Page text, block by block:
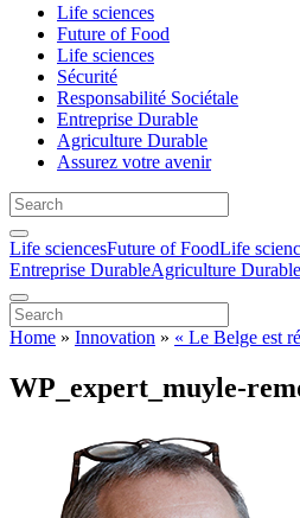
Life sciences
Future of Food
Life sciences
Sécurité
Responsabilité Sociétale
Entreprise Durable
Agriculture Durable
Assurez votre avenir
Life sciencesFuture of FoodLife
Entreprise DurableAgriculture Durable
Home » Innovation » « Le Belge est
WP_expert_muyle-